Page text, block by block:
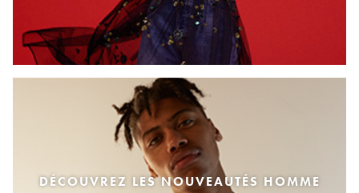
DÉCOUVREZ LES NOUVEAUTÉS HOMME